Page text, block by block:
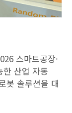
스마트공장·
한 산업 자동
봇 솔루션을 대